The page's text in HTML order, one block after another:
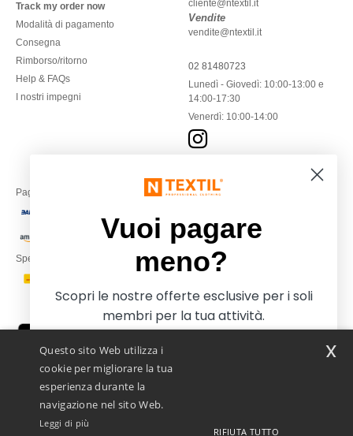
Track my order now
Modalità di pagamento
Consegna
Rimborso/ritorno
Help & FAQs
I nostri impegni
cliente@ntextil.it
Vendite
vendite@ntextil.it
02 81480723
Lunedì - Giovedì: 10:00-13:00 e
14:00-17:30
Venerdì: 10:00-14:00
Paga con
Spediamo con
Netenders Italy SRL — Registered office GALLERIA DEL CORSO 1 -
Questo sito Web utilizza i
cookie per migliorare la tua
esperienza durante la
navigazione nel sito Web.
Leggi di più
RIFIUTA TUTTO
x
Vuoi pagare
meno?
Scopri le nostre offerte esclusive per i soli
membri per la tua attività.